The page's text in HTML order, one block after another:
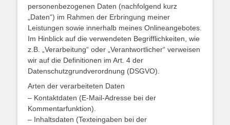
personenbezogenen Daten (nachfolgend kurz
„Daten“) im Rahmen der Erbringung meiner
Leistungen sowie innerhalb meines Onlineangebotes.
Im Hinblick auf die verwendeten Begrifflichkeiten, wie
z.B. „Verarbeitung“ oder „Verantwortlicher“ verweisen
wir auf die Definitionen im Art. 4 der
Datenschutzgrundverordnung (DSGVO).
Arten der verarbeiteten Daten
– Kontaktdaten (E-Mail-Adresse bei der
Kommentarfunktion).
– Inhaltsdaten (Texteingaben bei der